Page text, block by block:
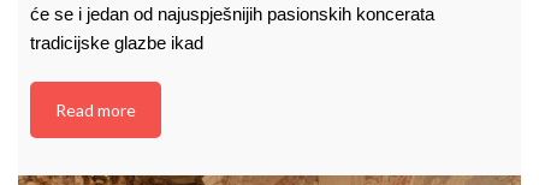
će se i jedan od najuspješnijih pasionskih koncerata
tradicijske glazbe ikad
Read more